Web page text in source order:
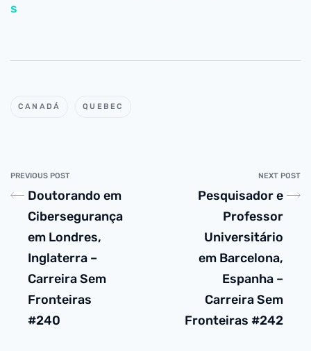
s
CANADÁ QUEBEC
PREVIOUS POST
Doutorando em
Cibersegurança
em Londres,
Inglaterra –
Carreira Sem
Fronteiras
#240
NEXT POST
Pesquisador e
Professor
Universitário
em Barcelona,
Espanha –
Carreira Sem
Fronteiras #242